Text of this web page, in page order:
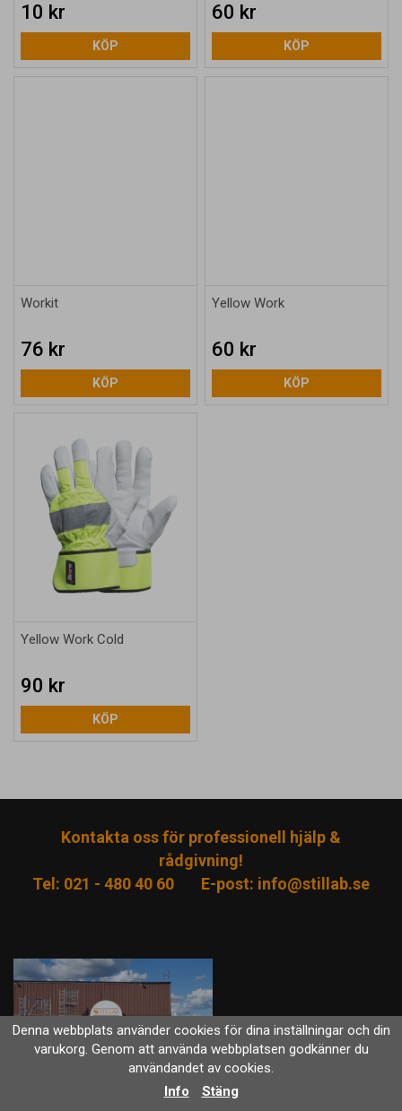
10 kr
KÖP
60 kr
KÖP
Workit
76 kr
KÖP
Yellow Work
60 kr
KÖP
Yellow Work Cold
90 kr
KÖP
Kontakta oss för professionell hjälp &
rådgivning!
Tel: 021 - 480 40 60
E-post: info@stillab.se
Denna webbplats använder cookies för dina inställningar och din
varukorg. Genom att använda webbplatsen godkänner du
användandet av cookies.
Info
Stäng